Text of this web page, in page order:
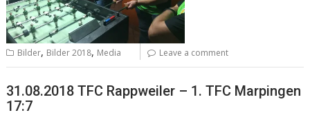
Bilder, Bilder 2018, Media Leave a comment
31.08.2018 TFC Rappweiler – 1. TFC Marpingen
17:7